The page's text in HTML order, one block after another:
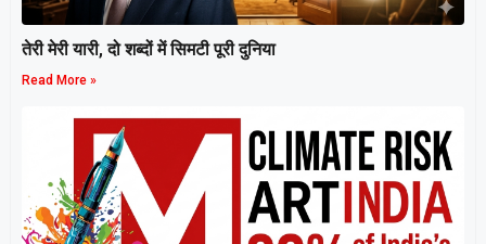
तेरी मेरी यारी, दो शब्दों में सिमटी पूरी दुनिया
Read More »